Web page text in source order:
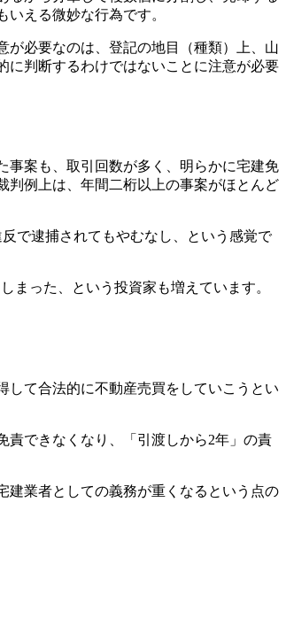
える微妙な行為です。
が必要なのは、登記の地目（種類）上、山
に判断するわけではないことに注意が必要
事案も、取引回数が多く、明らかに宅建免
判例上は、年間二桁以上の事案がほとんど
で逮捕されてもやむなし、という感覚で
まった、という投資家も増えています。
して合法的に不動産売買をしていこうとい
責できなくなり、「引渡しから2年」の責
建業者としての義務が重くなるという点の